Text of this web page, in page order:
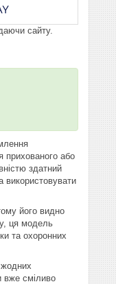
сайту.
прихованого або
здатний
використовувати
його видно
ця модель
та охоронних
вже сміливо